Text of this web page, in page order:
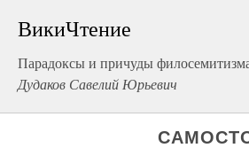
ВикиЧтение
Парадоксы и причуды
Дудаков Савелий Юрьевич